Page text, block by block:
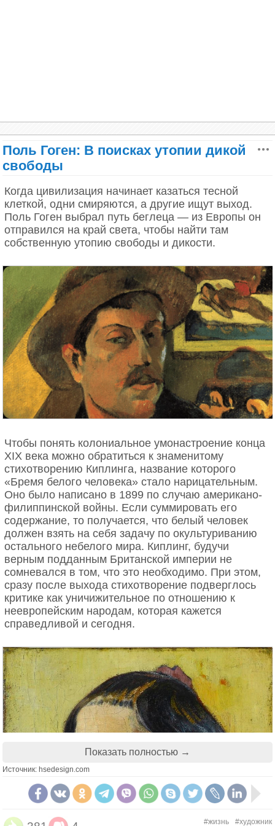
В Будапеште начала XX века существовала
удивительная концентрация будущих гениев: фон
Нейман, Лео Силард, Эдвард Теллер, Юджин
Вигнер. Все они вышли из одного социального
круга, посещали одни и те же салоны, говорили на
одном языке интеллектуальной элиты.
Их называли «марсианами» - не только из-за
венгерского акцента, но и из-за их
сверхъестественных способностей. Физик Энрико
Ферми однажды заметил: «Они не могут быть
людьми. Они слишком умны».
Но за этой легендой скрывается более глубокая
история. Венгерская еврейская интеллигенция
того времени жила на краю исчезновения. Они
знали, что их мир обречён, и поэтому вкладывали
всю свою энергию в создание знания, которое
переживёт их. Фон Нейман не просто изучал
математику - он создавал интеллектуальный
ковчег для человеческого разума.
Глава III: Тайна игры в покер
страстью к покеру в лос-аламосских казино. Но
именно за покерными столами он понял
фундаментальную истину о человеческой природе:
мы не рациональные существа, мы - существа,
пытающиеся казаться рациональными.
Его «Теория игр и экономическое поведение»,
написанная совместно с Оскаром Моргенштерном,
была не просто математическим трактатом. Это
была попытка создать математику человеческой
души - систему уравнений, способную
предсказать, как поведут себя люди в ситуации
неопределённости.
Фон Нейман заметил, что лучшие покеристы
Они создают модели сознания оппонентов и
постоянно их обновляют. Именно эта идея -
машины, моделирующей другие сознания - стала
основой для его работы над искусственным
интеллектом.
Поль Гоген: В поисках утопии дикой
свободы
Когда цивилизация начинает казаться тесной
клеткой, одни смиряются, а другие ищут выход.
Поль Гоген выбрал путь беглеца — из Европы он
отправился на край света, чтобы найти там
собственную утопию свободы и дикости.
Чтобы понять колониальное умонастроение конца
XIX века можно обратиться к знаменитому
стихотворению Киплинга, название которого
«Бремя белого человека» стало нарицательным.
Оно было написано в 1899 по случаю американо-
филиппинской войны. Если суммировать его
содержание, то получается, что белый человек
должен взять на себя задачу по окультуриванию
остального небелого мира. Киплинг, будучи
верным подданным Британской империи не
сомневался в том, что это необходимо. При этом,
сразу после выхода стихотворение подверглось
критике как уничижительное по отношению к
неевропейским народам, которая кажется
справедливой и сегодня.
Показать полностью →
Источник: hsedesign.com
#жизнь #художник